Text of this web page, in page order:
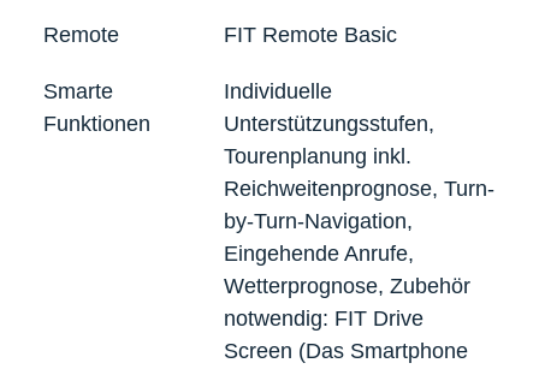
Remote FIT Remote Basic
Smarte
Funktionen
Individuelle
Unterstützungsstufen,
Tourenplanung inkl.
Reichweitenprognose, Turn-
by-Turn-Navigation,
Eingehende Anrufe,
Wetterprognose, Zubehör
notwendig: FIT Drive
Screen (Das Smartphone